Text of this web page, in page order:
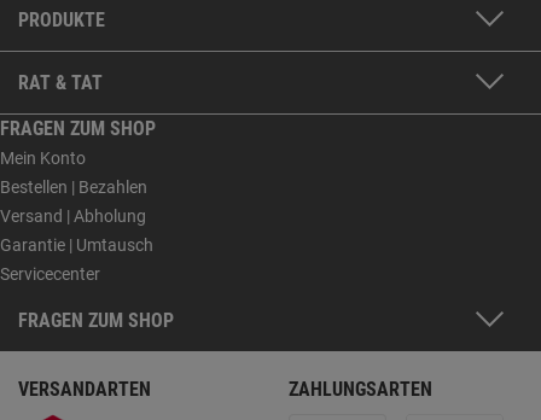
PRODUKTE
RAT & TAT
FRAGEN ZUM SHOP
Mein Konto
Bestellen | Bezahlen
Versand | Abholung
Garantie | Umtausch
Servicecenter
FRAGEN ZUM SHOP
VERSANDARTEN ZAHLUNGSARTEN